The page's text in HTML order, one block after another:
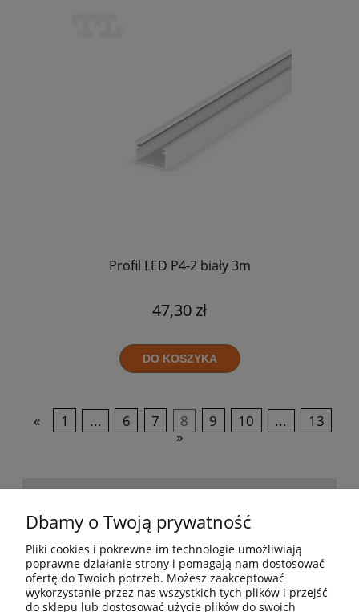
Profil LED P4-2 biały 3m
47,30 zł
DO KOSZYKA
« 1 ... 6 7 8 9 10 ...
13
»
BESTSELLERY
Dbamy o Twoją prywatność
Pliki cookies i pokrewne im technologie umożliwiają
poprawne działanie strony i pomagają nam dostosować
ofertę do Twoich potrzeb. Możesz zaakceptować
wykorzystanie przez nas wszystkich tych plików i przejść
do sklepu lub dostosować użycie plików do swoich